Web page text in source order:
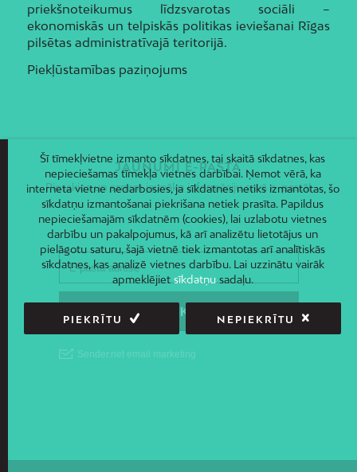
priekšnoteikumus līdzsvarotas sociāli –
ekonomiskās un telpiskās politikas ieviešanai Rīgas
pilsētas administratīvajā teritorijā.
Piekļūstamības paziņojums
JAUNUMI E-PASTĀ
Piesakies un saņem jaunāko informāciju savā e-pastā!
Šī tīmekļvietne izmanto sīkdatnes, tai skaitā sīkdatnes, kas
nepieciešamas tīmekļa vietnes darbībai. Ņemot vērā, ka
interneta vietne nedarbosies, ja sīkdatnes netiks izmantotas, šo
sīkdatņu izmantošanai piekrišana netiek prasīta. Papildus
nepieciešamajām sīkdatnēm (cookies), lai uzlabotu vietnes
darbību un pakalpojumus, kā arī analizētu lietotājus un
pielāgotu saturu, šajā vietnē tiek izmantotas arī analītiskās
sīkdatnes, kas analizē vietnes darbību. Lai uzzinātu vairāk
apmeklējiet sīkdatņusadaļu.
PIEKRĪTU NEPIEKRĪTU